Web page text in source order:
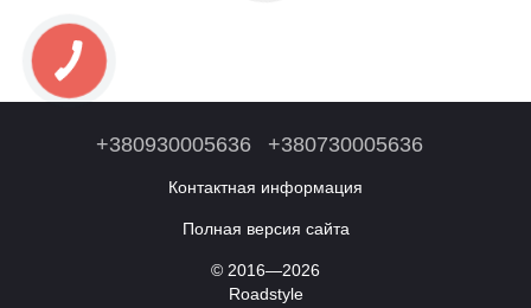
+380930005636 +380730005636
Контактная информация
Полная версия сайта
© 2016—2026
Roadstyle